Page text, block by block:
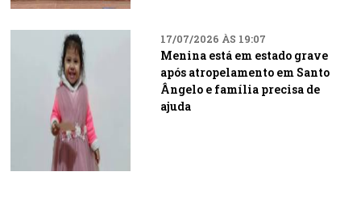
17/07/2026 ÀS 19:07
Menina está em estado grave
após atropelamento em Santo
Ângelo e família precisa de
ajuda